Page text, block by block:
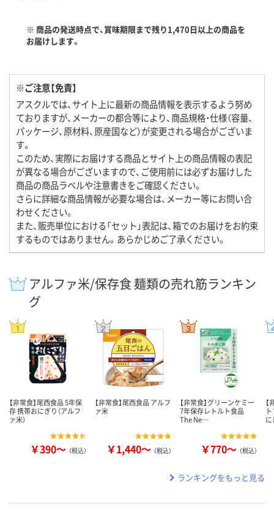
※ 商品の発送時点で、賞味期限まで残り1,470日以上の商品を
お届けします。
※ご注意【免責】
アスクルでは、サイト上に最新の商品情報を表示するよう努め
ておりますが、メーカーの都合等により、商品規格・仕様（容量、
パッケージ、原材料、原産国など）が変更される場合がございま
す。
このため、実際にお届けする商品とサイト上の商品情報の表記
が異なる場合がございますので、ご使用前には必ずお届けした
商品の商品ラベルや注意書きをご確認ください。
さらに詳細な商品情報が必要な場合は、メーカー等にお問い合
わせください。
また、販売単位における「セット」表記は、箱でのお届けをお約束
するものではありません。あらかじめご了承ください。
アルファ米/保存食 麺類の売れ筋ランキン
グ
【非常食】尾西食品 5年保
存 携帯おにぎり（アルフ
ァ米）
￥390～ （税込）
【非常食】尾西食品 アルフ
ァ米
￥1,440～ （税込）
【非常食】グリーンケミー
7年保存レトルト食品
The Ne…
￥770～ （税込）
ランキングをもっと見る